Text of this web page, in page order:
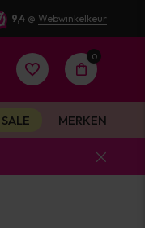
9,4 @ Webwinkelkeur
0
SALE MERKEN